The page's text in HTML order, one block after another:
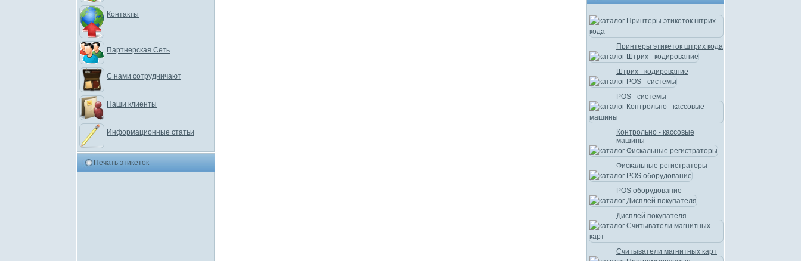
Контакты
Партнерская Сеть
С нами сотрудничают
Наши клиенты
Информационные статьи
Печать этикеток
Принтеры этикеток штрих кода
Штрих - кодирование
POS - системы
Контрольно - кассовые
машины
Фискальные регистраторы
POS оборудование
Дисплей покупателя
Считыватели магнитных карт